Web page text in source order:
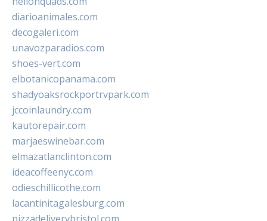
diarioanimales.com
decogaleri.com
unavozparadios.com
shoes-vert.com
elbotanicopanama.com
shadyoaksrockportrvpark.com
jccoinlaundry.com
kautorepair.com
marjaeswinebar.com
elmazatlanclinton.com
ideacoffeenyc.com
odieschillicothe.com
lacantinitagalesburg.com